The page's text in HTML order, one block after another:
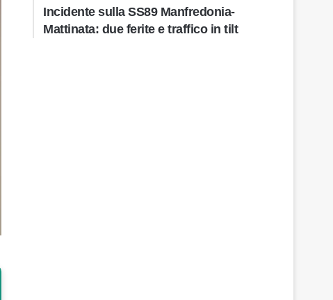
Incidente sulla SS89 Manfredonia-
Mattinata: due ferite e traffico in tilt